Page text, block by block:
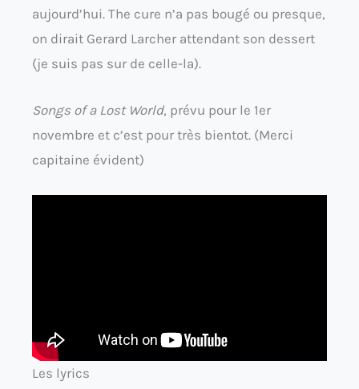
aujourd’hui. The cure n’a pas bougé ou presque,
on dirait Gerard Larcher attendant son dessert
(je suis pas sur de celle-la).
Songs of a Lost World, prévu pour le 1er
novembre et c’est pour très bientot. (Merci
capitaine évident)
Les lyrics